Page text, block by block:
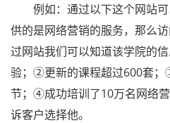
例如：通过以下这个网站可
供的是网络营销的服务，那么
过网站我们可以知道该学院的
验；②更新的课程超过600套
节；④成功培训了10万名网络
诉客户选择他。